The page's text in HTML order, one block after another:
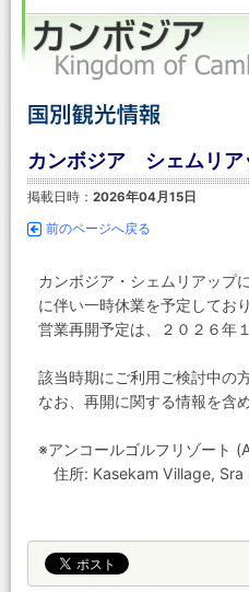
カンボジア シェムリア
掲載日時： 2026年04月15日
前のページへ戻る
カンボジア・シェムリアップ
に伴い一時休業を予定しており
営業再開予定は、２０２６年
該当時期にご利用ご検討中の
なお、再開に関する情報を含
※アンコールゴルフリゾート
住所: Kasekam Village,